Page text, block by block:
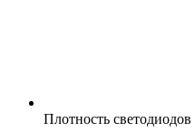
Плотность светодиодов